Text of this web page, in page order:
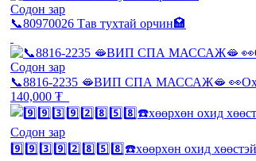
Содон зар
📞80970026 Тав тухтай орчин🏩
Содон зар
📞8816-2235 🫦ВИП СПА МАССАЖ🫦
140,000 ₮
Содон зар
9️⃣9️⃣3️⃣9️⃣2️⃣8️⃣5️⃣8️⃣☎️хөөрхөн охид хөөстэй